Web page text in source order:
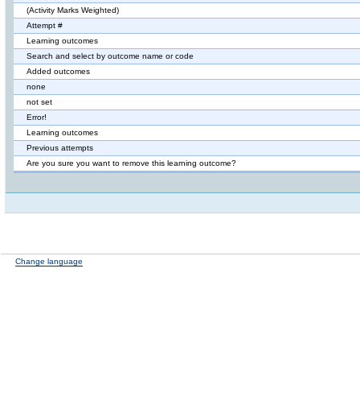
(Activity Marks Weighted)
Attempt #
Learning outcomes
Search and select by outcome name or code
Added outcomes
none
not set
Error!
Learning outcomes
Previous attempts
Are you sure you want to remove this learning outcome?
Change language